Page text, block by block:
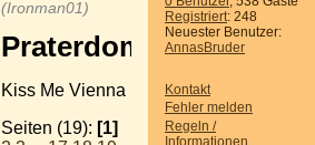
Registriert: 248
Neuester Benutzer:
AnnasBruder
Kontakt
Fehler melden
Regeln /
Informationen
(Ironman01)
Praterdom
Kiss Me Vienna
Seiten (19): [1]